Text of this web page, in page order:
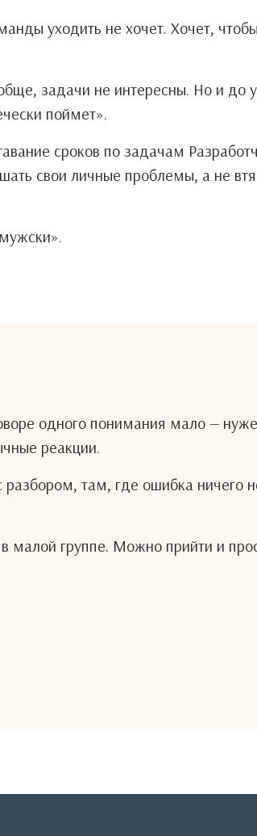
уходить не хочет. Хочет, чтобы
задачи не интересны. Но и до
поймет».
сроков по задачам
свои личные проблемы, а не
одного понимания мало —
реакции.
разбором, там, где ошибка ничего
малой группе. Можно прийти и